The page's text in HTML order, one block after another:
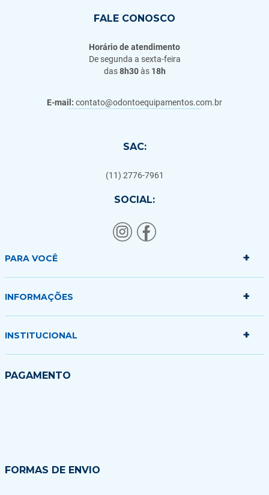
FALE CONOSCO
Horário de atendimento
De segunda a sexta-feira
das8h30às 18h
E-mail: contato@odontoequipamentos.com.br
SAC:
(11) 2776-7961
SOCIAL:
PARA VOCÊ +
Minha conta
INFORMAÇÕES +
Politica de Entrega
INSTITUCIONAL +
Quem somos
PAGAMENTO
FORMAS DE ENVIO